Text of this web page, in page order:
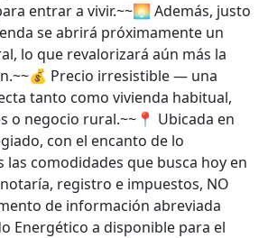
entrar a vivir.~~🌅 Además, justo
se abrirá próximamente un
lo que revalorizará aún más la
Precio irresistible — una
tanto como vivienda habitual,
o negocio rural.~~📍 Ubicada en
con el encanto de lo
comodidades que busca hoy en
registro e impuestos, NO
de información abreviada
Energético a disponible para el